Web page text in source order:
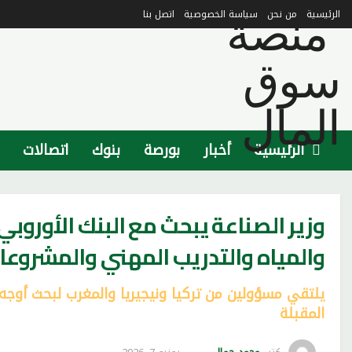
الرئيسية من نحن سياسة الخصوصية اتصل بنا
الرئيسية أخبار بورصة بنوك اتصالات
وزير الصناعة يبحث مع البنك
والمياه والتدريب المهني
يلتقي مسؤولين من تركيا ونيجيريا والمغرب لبحث
المقبلة